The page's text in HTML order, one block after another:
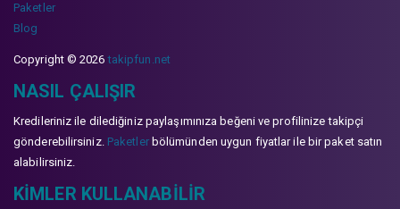
Paketler
Blog
Copyright © 2026takipfun.net
NASIL ÇALIŞIR
Kredileriniz ile dilediğiniz paylaşımınıza beğeni ve profilinize takipçi
gönderebilirsiniz. Paketlerbölümünden uygun fiyatlar ile bir paket satın
alabilirsiniz.
KIMLER KULLANABILIR